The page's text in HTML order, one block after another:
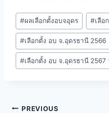
#ผลเลือกตั้งอบจอุดร #เลือ
#เลือกตั้ง อบ จ.อุดรธานี 2566
#เลือกตั้ง อบ จ.อุดรธานี 2567
PREVIOUS